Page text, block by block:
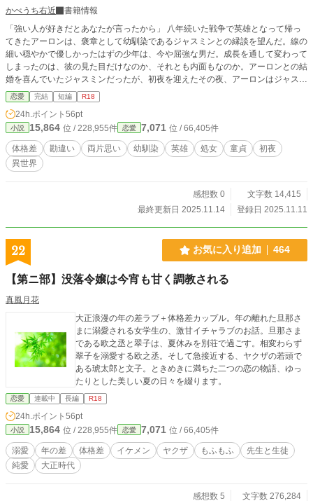
かべうち右近
書籍情報
「強い人が好きだとあなたが言ったから」 八年続いた戦争で英雄となって帰っ
てきたアーロンは、褒章として幼馴染であるジャスミンとの縁談を望んだ。線の
細い穏やかで優しかったはずの少年は、今や屈強な男だ。成長を通して変わって
しまったのは、彼の見た目だけなのか、それとも内面もなのか。アーロンとの結
婚を喜んでいたジャスミンだったが、初夜を迎えたその夜、アーロンはジャスミ
ンを荒々しく抱いて……。 コンプレックスと初恋を拗らせた男×儚げな見た目と
言葉足らずなせいで誤解を生みまくる女の、嫉妬から始まる初夜えっちのお話で
す。 この小説は他のサイト（ムーンライトノベルズ）にも掲載しています。
恋愛 完結 短編 R18
24h.ポイント 56pt
小説 15,864 位 / 228,955件 恋愛 7,071 位 / 66,405件
体格差 勘違い 両片思い 幼馴染 英雄 処女 童貞
初夜
異世界
感想数 0
文字数 14,415
最終更新日 2025.11.14
登録日 2025.11.11
22 お気に入り追加 464
【第ニ部】没落令嬢は今宵も甘く調教される
真風月花
大正浪漫の年の差ラブ＋体格差カップル。年の離れた旦那さ
まに溺愛される女学生の、激甘イチャラブのお話。旦那さま
である欧之丞と翠子は、夏休みを別荘で過ごす。相変わらず
翠子を溺愛する欧之丞。そして急接近する、ヤクザの若頭で
ある琥太郎と文子。ときめきに満ちた二つの恋の物語、ゆっ
たりとした美しい夏の日々を綴ります。
恋愛 連載中 長編 R18
24h.ポイント 56pt
小説 15,864 位 / 228,955件 恋愛 7,071 位 / 66,405件
溺愛 年の差 体格差 イケメン ヤクザ もふもふ
先生と生徒
純愛
大正時代
感想数 5 文字数 276,284